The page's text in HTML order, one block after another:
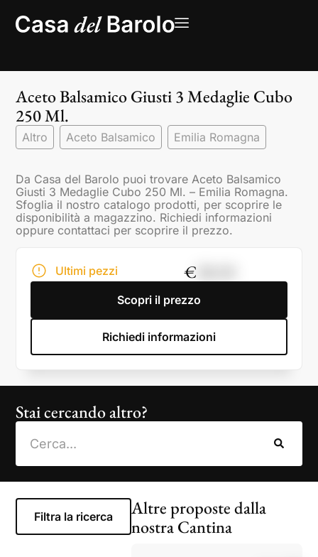
Aceto Balsamico Giusti 3 Medaglie Cubo
250 Ml.
Altro Aceto Balsamico Emilia Romagna
Da Casa del Barolo puoi trovare Aceto Balsamico
Giusti 3 Medaglie Cubo 250 Ml. – Emilia Romagna.
Sfoglia il nostro catalogo prodotti, per scoprire le
disponibilità a magazzino. Richiedi informazioni
oppure contattaci per scoprire il prezzo.
Ultimi pezzi €
Scopri il prezzo
Richiedi informazioni
Stai cercando altro?
Filtra la ricerca
Altre proposte dalla
nostra Cantina